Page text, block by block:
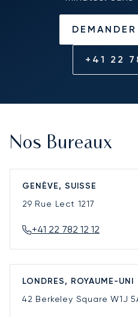
+41 22
Nos Bureaux
GENÈVE, SUISSE
29 Rue Lect 1217
+41 22 782 12 12
LONDRES, ROYAUME-UNI
42 Berkeley SquareW1J